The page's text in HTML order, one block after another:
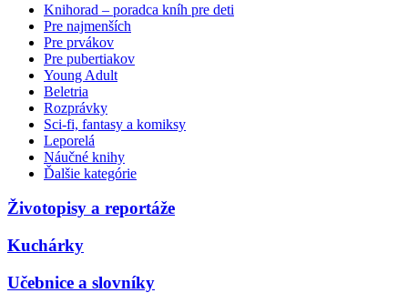
Knihorad – poradca kníh pre deti
Pre najmenších
Pre prvákov
Pre pubertiakov
Young Adult
Beletria
Rozprávky
Sci-fi, fantasy a komiksy
Leporelá
Náučné knihy
Ďalšie kategórie
Životopisy a reportáže
Kuchárky
Učebnice a slovníky